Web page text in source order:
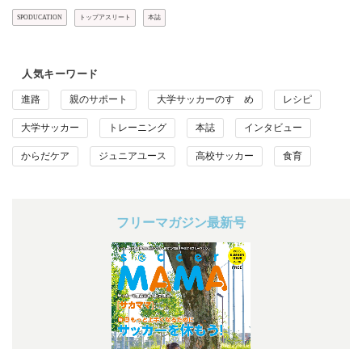
SPODUCATION トップアスリート 本誌
人気キーワード
進路 親のサポート 大学サッカーのすゝめ レシピ
大学サッカー トレーニング 本誌 インタビュー
からだケア ジュニアユース 高校サッカー 食育
フリーマガジン最新号